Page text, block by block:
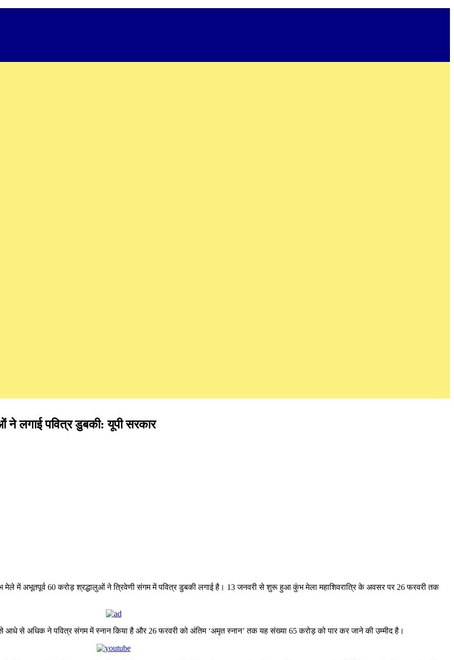
लगाई पवित्र डुबकी: यूपी सरकार
मेले में अभूतपूर्व 60 करोड़ श्रद्धालुओं ने त्रिवेणी संगम में पवित्र डुबकी लगाई है। 13 जनवरी से शुरू हुआ कुंभ मेला महाशिवरात्रि के अवसर पर 26 फरवरी तक
आधे से अधिक ने पवित्र संगम में स्नान किया है और 26 फरवरी को अंतिम ‘अमृत स्नान’ तक यह संख्या 65 करोड़ को पार कर जाने की उम्मीद है।